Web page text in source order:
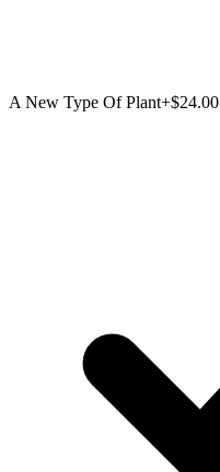
A New Type Of Plant+$24.00